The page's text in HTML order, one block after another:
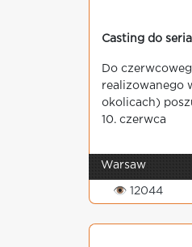
Casting do
Do
realizowanego
okolicach)
10. czerwca
Warsaw
👁 12044